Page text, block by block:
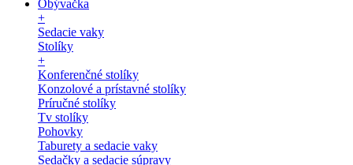
Obývačka
+
Sedacie vaky
Stolíky
+
Konferenčné stolíky
Konzolové a prístavné stolíky
Príručné stolíky
Tv stolíky
Pohovky
Taburety a sedacie vaky
Sedačky a sedacie súpravy